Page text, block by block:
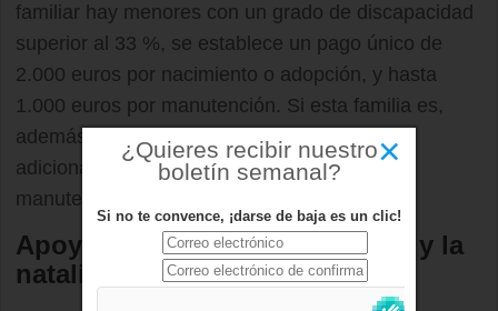
familiar hay menores con un grado de discapacidad
superior al 33 %, se establece un pago único de
2.000 euros por nacimiento o adopción, y hasta
1.000 euros por manutención. Si esta familia es,
además, numerosa, puede recibir un importe
adicional de hasta 1.500 euros anuales por
manutención.
Apoyo directo a la conciliación y la
natalidad
×
¿Quieres recibir nuestro
boletín semanal?
Si no te convence, ¡darse de baja es un clic!